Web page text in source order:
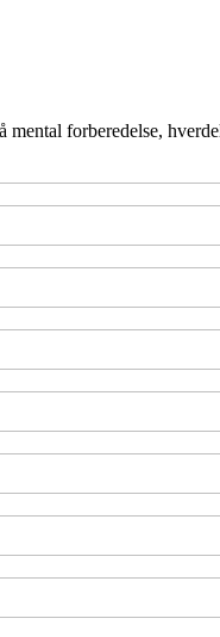
forberedelse,